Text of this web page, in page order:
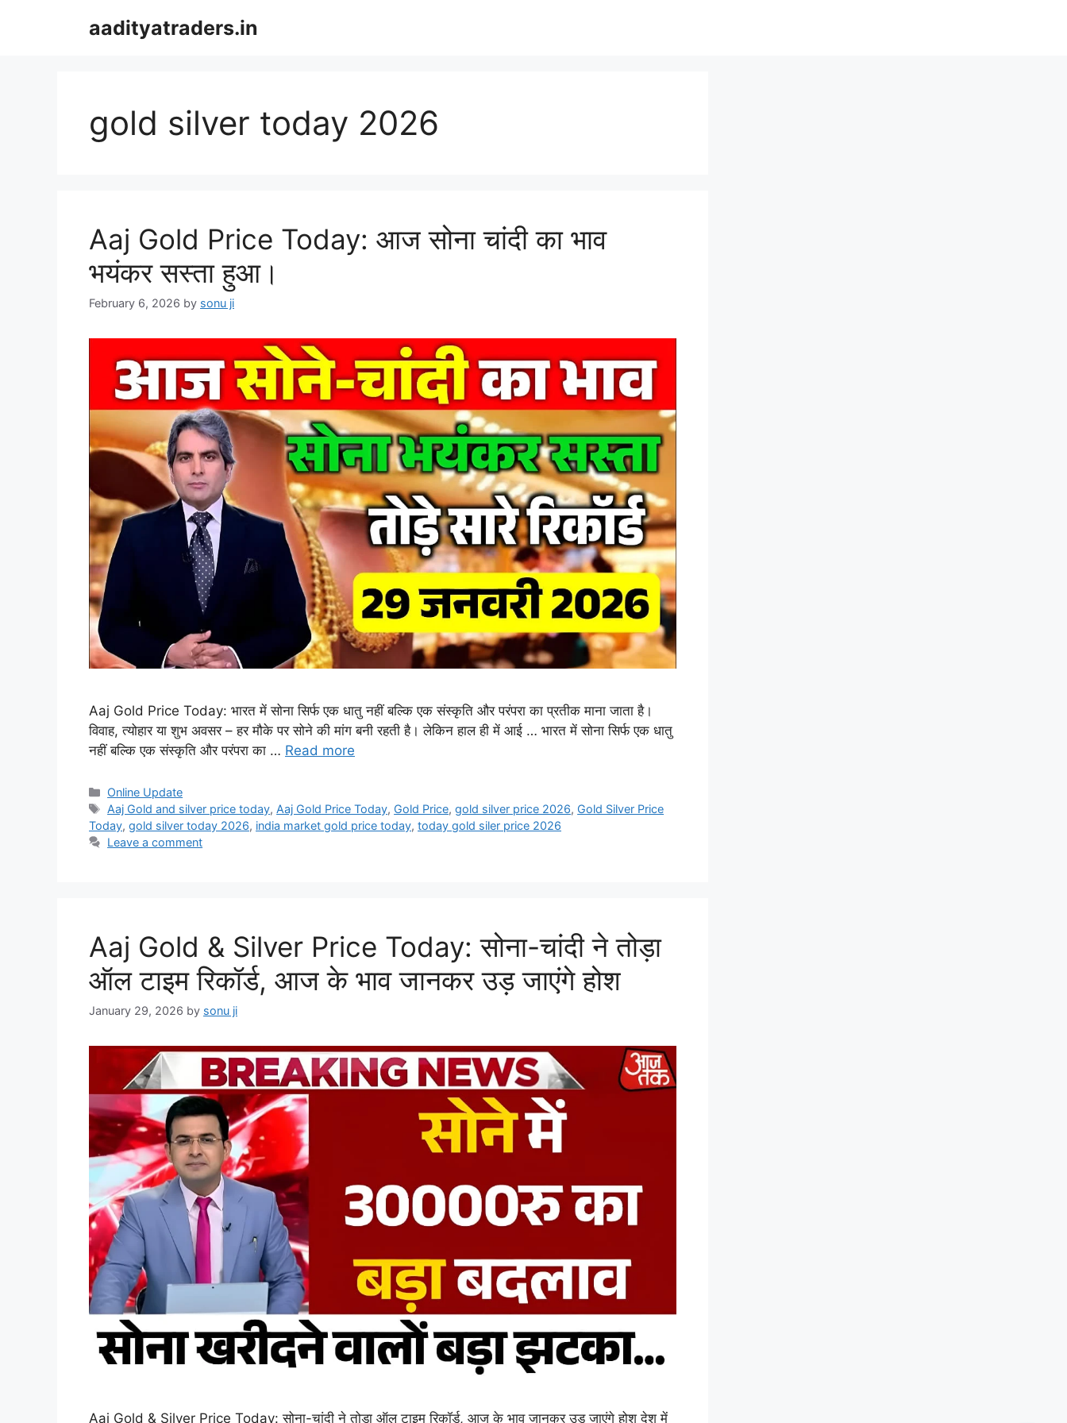
aadityatraders.in
gold silver today 2026
Aaj Gold Price Today: आज सोना चांदी का भाव
भयंकर सस्ता हुआ।
February 6, 2026 by sonu ji
Aaj Gold Price Today: भारत में सोना सिर्फ एक धातु नहीं बल्कि एक संस्कृति और परंपरा का प्रतीक माना जाता है।
विवाह, त्योहार या शुभ अवसर – हर मौके पर सोने की मांग बनी रहती है। लेकिन हाल ही में आई … भारत में सोना सिर्फ एक धातु
नहीं बल्कि एक संस्कृति और परंपरा का … Read more
Categories
Online Update
Tags
Aaj Gold and silver price today, Aaj Gold Price Today, Gold Price,gold silver price 2026, Gold Silver Price
Today, gold silver today 2026, india market gold price today, today gold siler price 2026
Leave a comment
Aaj Gold & Silver Price Today: सोना-चांदी ने तोड़ा
ऑल टाइम रिकॉर्ड, आज के भाव जानकर उड़ जाएंगे होश
January 29, 2026 by sonu ji
Aaj Gold & Silver Price Today: सोना-चांदी ने तोड़ा ऑल टाइम रिकॉर्ड, आज के भाव जानकर उड़ जाएंगे होश देश में